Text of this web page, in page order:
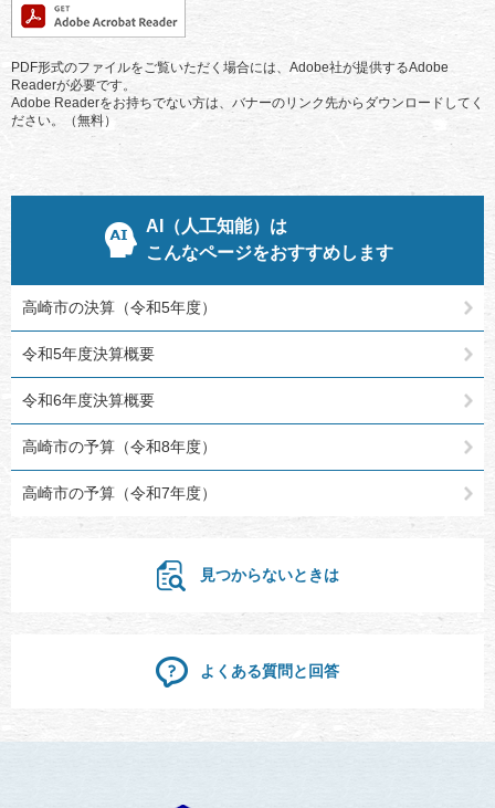
PDF形式のファイルをご覧いただく場合には、Adobe社が提供するAdobe
Readerが必要です。
Adobe Readerをお持ちでない方は、バナーのリンク先からダウンロードしてく
ださい。（無料）
AI（人工知能）は
こんなページをおすすめします
高崎市の決算（令和5年度）
令和5年度決算概要
令和6年度決算概要
高崎市の予算（令和8年度）
高崎市の予算（令和7年度）
見つからないときは
よくある質問と回答